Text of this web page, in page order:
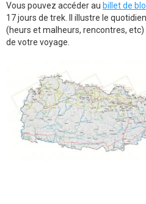
Vous pouvez accéder au billet de
17 jours de trek. Il illustre le
(heurs et malheurs, rencontres,
de votre voyage.